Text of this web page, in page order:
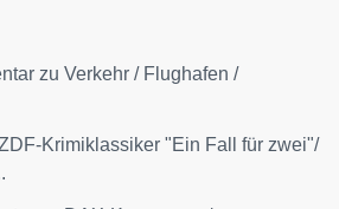
zu Verkehr / Flughafen /
Krimiklassiker "Ein Fall für zwei"/